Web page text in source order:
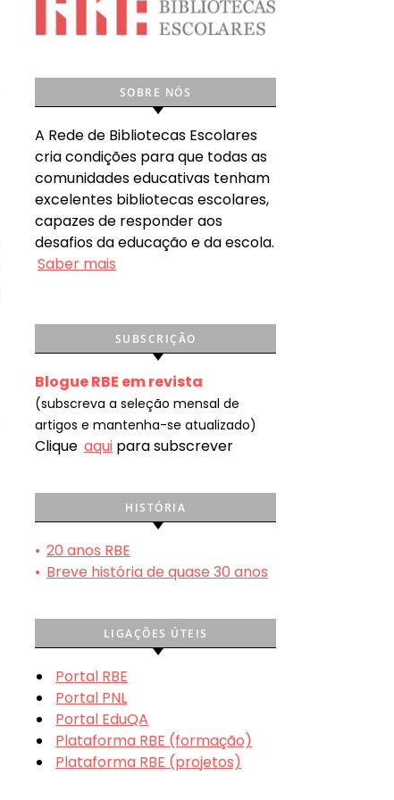
SOBRE NÓS
A Rede de Bibliotecas Escolares
cria condições para que todas as
comunidades educativas tenham
excelentes bibliotecas escolares,
capazes de responder aos
desafios da educação e da escola.
Saber mais
SUBSCRIÇÃO
Blogue RBE em revista
(subscreva a seleção mensal de
artigos e mantenha-se atualizado)
Clique aqui para subscrever
HISTÓRIA
• 20 anos RBE
• Breve história de quase 30 anos
LIGAÇÕES ÚTEIS
Portal RBE
Portal PNL
Portal EduQA
Plataforma RBE (formação)
Plataforma RBE (projetos)